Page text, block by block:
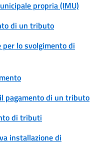
propria (IMU)
di un tributo
lo svolgimento di
pagamento di un tributo
di tributi
installazione di